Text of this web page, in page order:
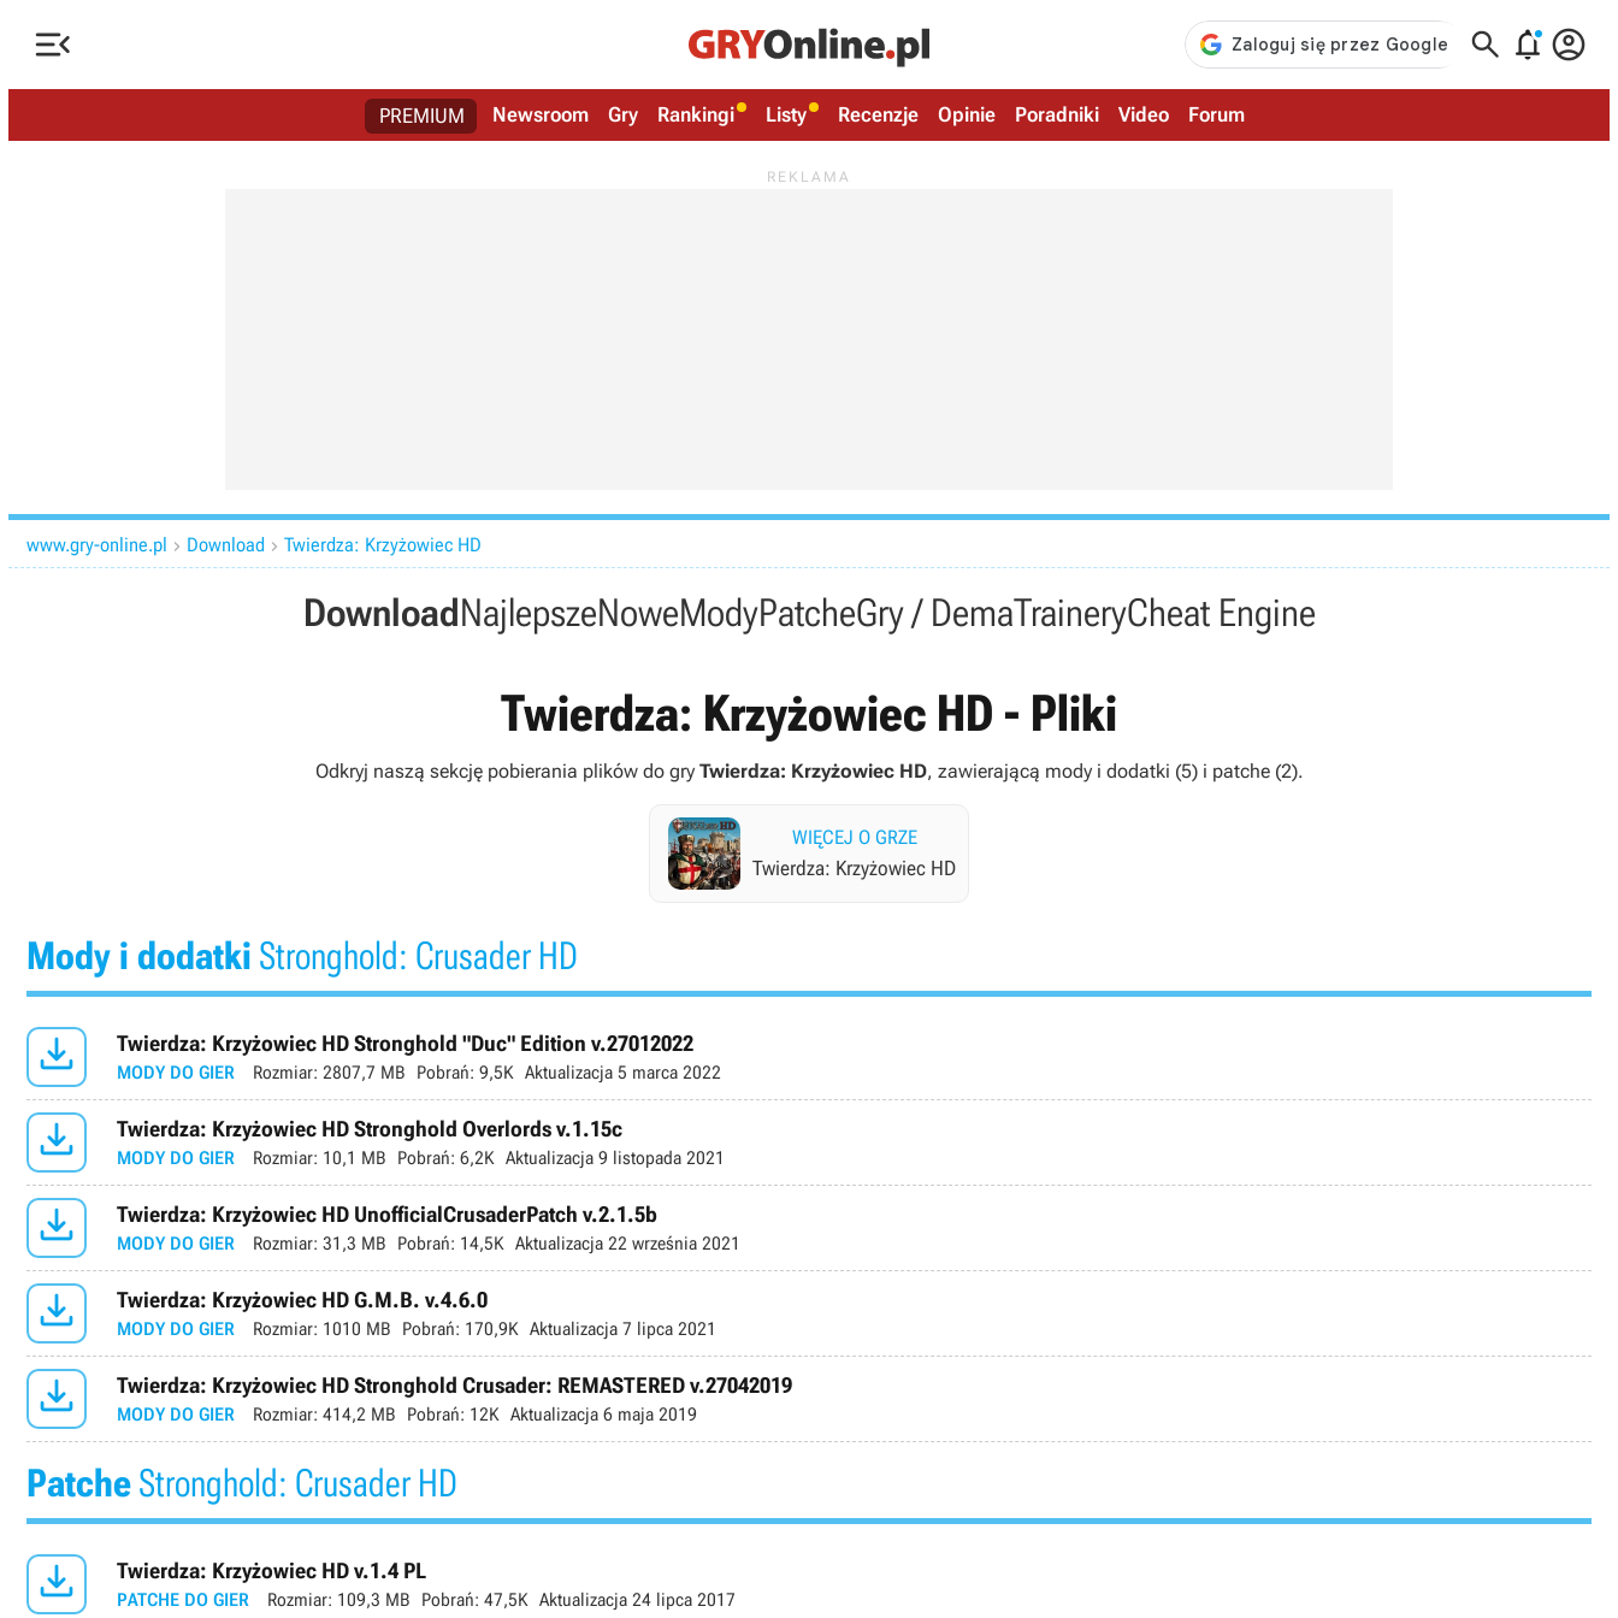
   
PREMIUM Newsroom Gry Rankingi Listy Recenzje Opinie Poradniki Video Forum
www.gry-online.pl  Download  Twierdza: Krzyżowiec HD
DownloadNajlepszeNoweModyPatcheGry / DemaTraineryCheat Engine
Twierdza: Krzyżowiec HD - Pliki
Odkryj naszą sekcję pobierania plików do gry Twierdza: Krzyżowiec HD, zawierającą mody i dodatki (5) i patche (2).
WIĘCEJ O GRZE
Twierdza: Krzyżowiec HD
Mody i dodatki Stronghold: Crusader HD
 Twierdza: Krzyżowiec HD Stronghold "Duc" Edition v.27012022
MODY DO GIER Rozmiar: 2807,7 MB Pobrań: 9,5K Aktualizacja 5 marca 2022
 Twierdza: Krzyżowiec HD Stronghold Overlords v.1.15c
MODY DO GIER Rozmiar: 10,1 MB Pobrań: 6,2K Aktualizacja 9 listopada 2021
 Twierdza: Krzyżowiec HD UnofficialCrusaderPatch v.2.1.5b
MODY DO GIER Rozmiar: 31,3 MB Pobrań: 14,5K Aktualizacja 22 września 2021
 Twierdza: Krzyżowiec HD G.M.B. v.4.6.0
MODY DO GIER Rozmiar: 1010 MB Pobrań: 170,9K Aktualizacja 7 lipca 2021
 Twierdza: Krzyżowiec HD Stronghold Crusader: REMASTERED v.27042019
MODY DO GIER Rozmiar: 414,2 MB Pobrań: 12K Aktualizacja 6 maja 2019
PatcheStronghold: Crusader HD
 Twierdza: Krzyżowiec HD v.1.4 PL
PATCHE DO GIER Rozmiar: 109,3 MB Pobrań: 47,5K Aktualizacja 24 lipca 2017